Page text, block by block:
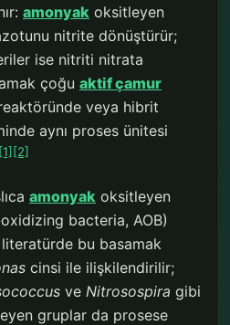
amonyak oksitleyen
nitrite dönüştürür;
ise nitriti nitrata
çoğu aktif çamur
veya hibrit
aynı proses ünitesi
[1] [2]
amonyak oksitleyen
bacteria, AOB)
bu basamak
cinsi ile ilişkilendirilir;
ve Nitrosospira gibi
gruplar da prosese